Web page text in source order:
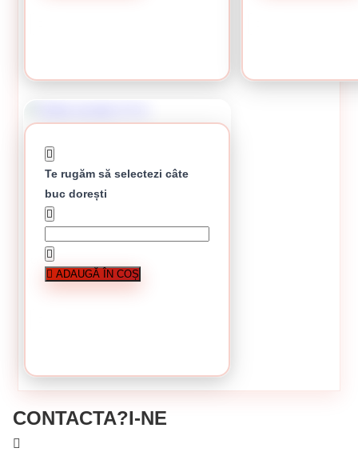
În stoc
Coltar arcada 2.5 m
3.93 lei / buc
Te rugăm să selectezi câte
buc dorești
ADAUGĂ ÎN COȘ
CONTACTA?I-NE